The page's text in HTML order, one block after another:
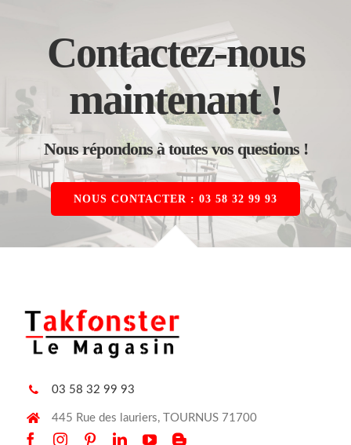
Contactez-nous
maintenant !
Nous répondons à toutes vos questions !
NOUS CONTACTER : 03 58 32 99 93
03 58 32 99 93
445 Rue des lauriers, TOURNUS 71700